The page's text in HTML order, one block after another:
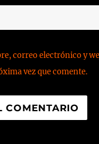
correo electrónico y
vez que comente.